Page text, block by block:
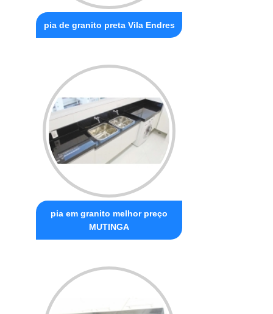
pia de granito preta Vila Endres
pia em granito melhor preço
MUTINGA